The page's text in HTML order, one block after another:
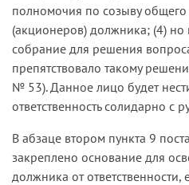
полномочия по созыву общего
(акционеров) должника; (4)
собрание для решения
препятствовало такому
№ 53). Данное лицо будет
ответственность солидарно с
В абзаце втором пункта 9
закреплено основание для
должника от ответственности,